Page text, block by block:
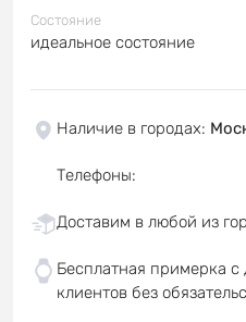
Состояние
идеальное состояние
Наличие в городах:
Телефоны:
Доставим в любой из
Бесплатная примерка с
клиентов без